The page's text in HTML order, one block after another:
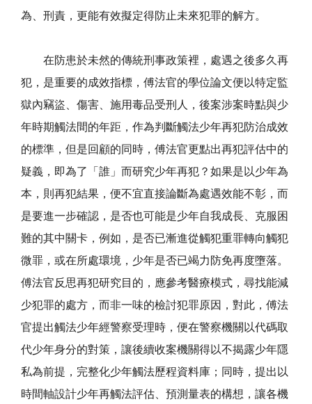
為、刑責，更能有效擬定得防止未來犯罪的解方。
在防患於未然的傳統刑事政策裡，處遇之後多久再
犯，是重要的成效指標，傅法官的學位論文便以特定監
獄內竊盜、傷害、施用毒品受刑人，後案涉案時點與少
年時期觸法間的年距，作為判斷觸法少年再犯防治成效
的標準，但是回顧的同時，傅法官更點出再犯評估中的
疑義，即為了「誰」而研究少年再犯？如果是以少年為
本，則再犯結果，便不宜直接論斷為處遇效能不彰，而
是要進一步確認，是否也可能是少年自我成長、克服困
難的其中關卡，例如，是否已漸進從觸犯重罪轉向觸犯
微罪，或在所處環境，少年是否已竭力防免再度墮落。
傅法官反思再犯研究目的，應參考醫療模式，尋找能減
少犯罪的處方，而非一味的檢討犯罪原因，對此，傅法
官提出觸法少年經警察受理時，便在警察機關以代碼取
代少年身分的對策，讓後續收案機關得以不揭露少年隱
私為前提，完整化少年觸法歷程資料庫；同時，提出以
時間軸設計少年再觸法評估、預測量表的構想，讓各機